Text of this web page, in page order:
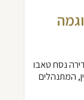
נסח טאבו
המתנהלים